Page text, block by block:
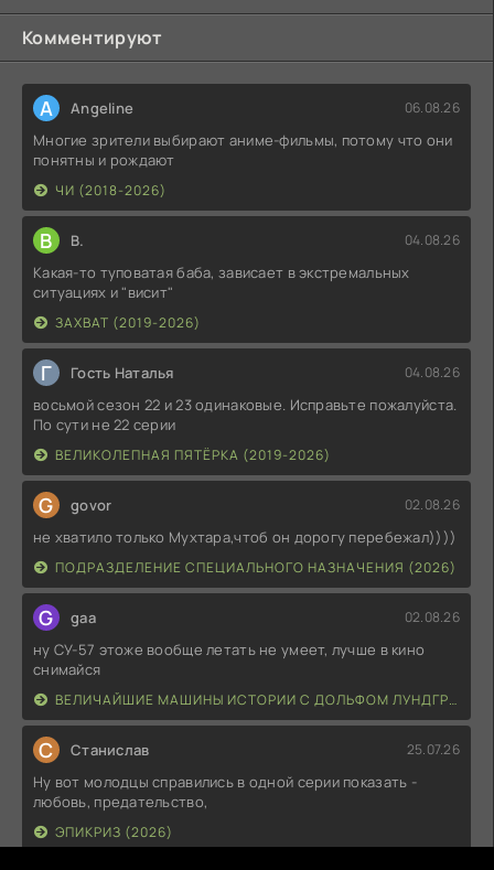
Комментируют
A Angeline 06.08.26
Многие зрители выбирают аниме-фильмы, потому что они
понятны и рождают
ЧИ (2018-2026)
В В. 04.08.26
Какая-то туповатая баба, зависает в экстремальных
ситуациях и "висит"
ЗАХВАТ (2019-2026)
Г Гость Наталья 04.08.26
восьмой сезон 22 и 23 одинаковые. Исправьте пожалуйста.
По сути не 22 серии
ВЕЛИКОЛЕПНАЯ ПЯТЁРКА (2019-2026)
G govor 02.08.26
не хватило только Мухтара,чтоб он дорогу перебежал))))
ПОДРАЗДЕЛЕНИЕ СПЕЦИАЛЬНОГО НАЗНАЧЕНИЯ (2026)
G gaa 02.08.26
ну СУ-57 этоже вообще летать не умеет, лучше в кино
снимайся
ВЕЛИЧАЙШИЕ МАШИНЫ ИСТОРИИ С ДОЛЬФОМ ЛУНДГРЕНОМ (2026)
С Станислав 25.07.26
Ну вот молодцы справились в одной серии показать -
любовь, предательство,
ЭПИКРИЗ (2026)